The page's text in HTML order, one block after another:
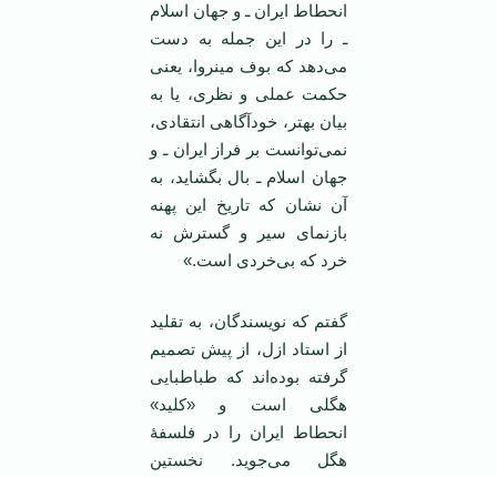
انحطاط ایران ـ و جهان اسلام
ـ را در این جمله به دست
می‌دهد که بوف مینروا، یعنی
حکمت عملی و نظری، یا به
بیان بهتر، خودآگاهی انتقادی،
نمی‌توانست بر فراز ایران ـ و
جهان اسلام ـ بال بگشاید، به
آن نشان که تاریخ این پهنه
بازنمای سیر و گسترش نه
خرد که بی‌خردی است.»
گفتم که نویسندگان، به تقلید
از استاد ازل، از پیش تصمیم
گرفته بوده‌اند که طباطبایی
هگلی است و «کلید»
انحطاط ایران را در فلسفۀ
هگل می‌جوید. نخستین